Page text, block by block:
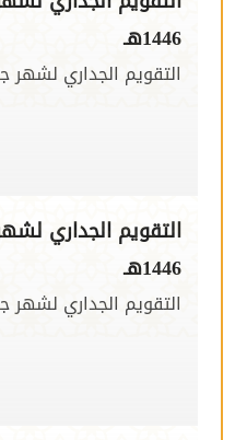
1446هـ
التقويم الجداري لشهر
التقويم الجداري
1446هـ
التقويم الجداري لشهر